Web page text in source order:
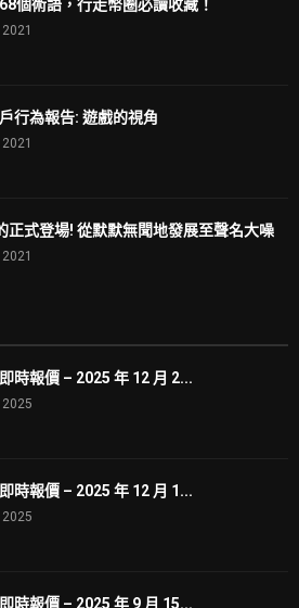
個術語，行走幣圈必讀收藏！
行為報告: 遊戲的視角
正式登場! 從默默無聞地發展至聲名大噪
時報價 – 2025 年 12 月 2...
2025
時報價 – 2025 年 12 月 1...
2025
時報價 – 2025 年 9 月 15...